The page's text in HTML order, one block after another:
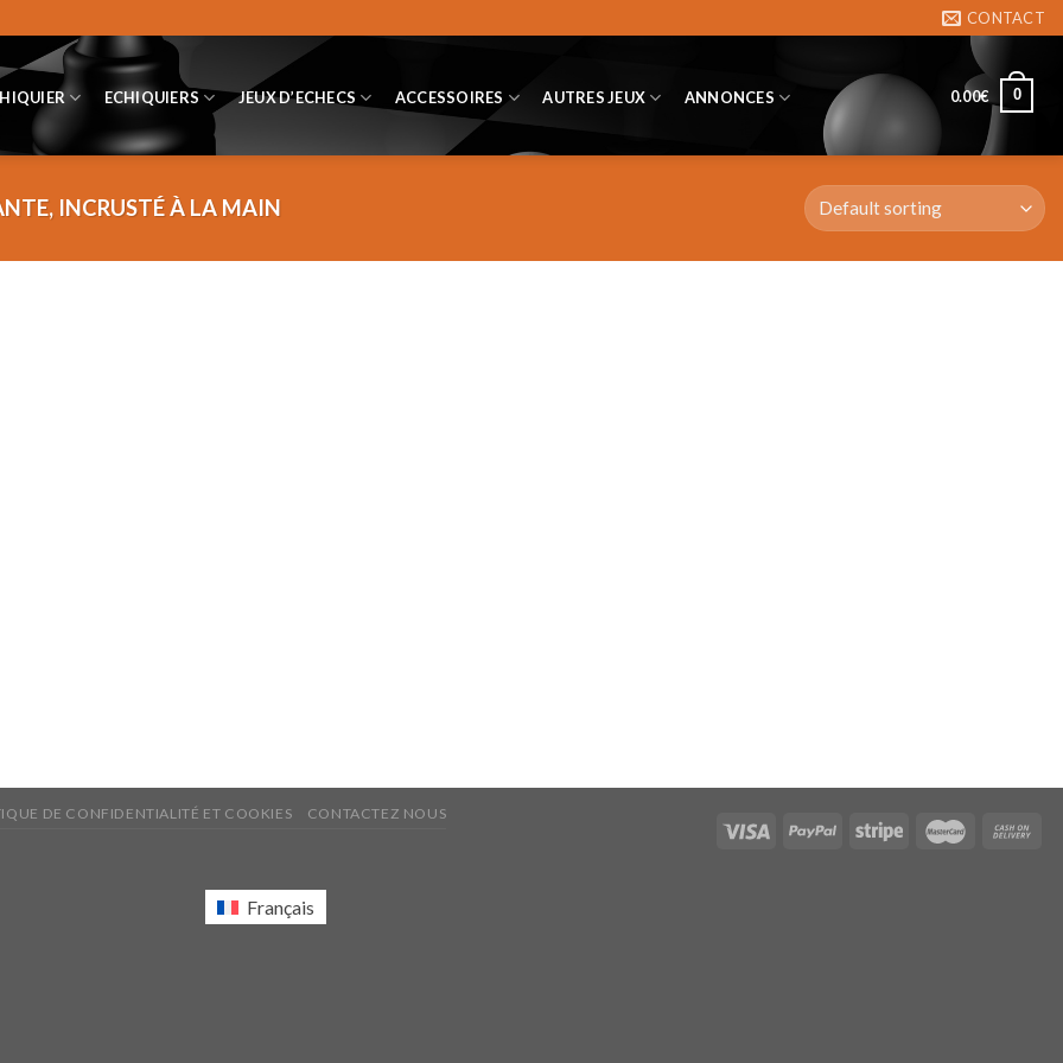
CONTACT
ECHIQUIERS JEUX D’ECHECS ACCESSOIRES AUTRES JEUX ANNONCES 0.00€ 0
INCRUSTÉ À LA MAIN
DE CONFIDENTIALITÉ ET COOKIES CONTACTEZ NOUS
Français